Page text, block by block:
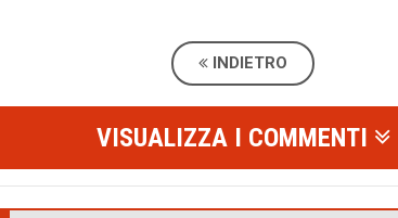
INDIETRO
VISUALIZZA I COMMENTI